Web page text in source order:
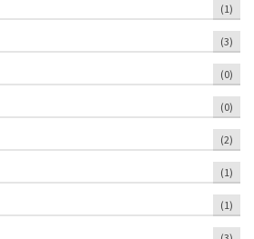
(1)
(3)
(0)
(0)
(2)
(1)
(1)